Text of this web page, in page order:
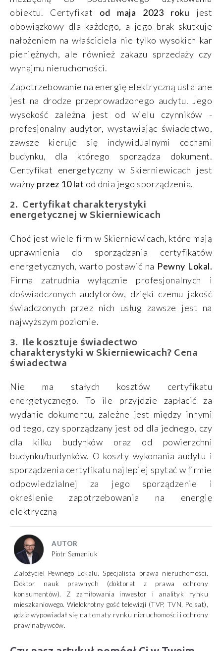
obiektu. Certyfikat od maja 2023 roku jest
obowiązkowy dla każdego, a jego brak skutkuje
nałożeniem na właściciela nie tylko wysokich kar
pieniężnych, ale również zakazu sprzedaży czy
wynajmu nieruchomości.
Zapotrzebowanie na energię elektryczną ustalane
jest na drodze przeprowadzonego audytu. Jego
wysokość zależna jest od wielu czynników -
profesjonalny audytor, wystawiając świadectwo,
zawsze kieruje się indywidualnymi cechami
budynku, dla którego sporządza dokument.
Certyfikat energetyczny w Skierniewicach jest
ważny przez 10 lat od dnia jego sporządzenia.
Certyfikat charakterystyki
energetycznej w Skierniewicach
Choć jest wiele firm w Skierniewicach, które mają
uprawnienia do sporządzania certyfikatów
energetycznych, warto postawić na Pewny Lokal.
Firma zatrudnia wyłącznie profesjonalnych i
doświadczonych audytorów, dzięki czemu jakość
świadczonych przez nich usług zawsze jest na
najwyższym poziomie.
Ile kosztuje świadectwo
charakterystyki w Skierniewicach? Cena
świadectwa
Nie ma stałych kosztów certyfikatu
energetycznego. To ile przyjdzie zapłacić za
wydanie dokumentu, zależne jest między innymi
od tego, czy sporządzany jest od dla jednego, czy
dla kilku budynków oraz od powierzchni
budynku/budynków. O koszty wykonania audytu i
sporządzenia certyfikatu najlepiej spytać w firmie
odpowiedzialnej za jego sporządzenie i
określenie zapotrzebowania na energię
elektryczną
AUTOR
Piotr Semeniuk
Założyciel Pewnego Lokalu. Specjalista prawa nieruchomości.
Doktor nauk prawnych (doktorat z prawa ochrony
konsumentów). Z zamiłowania inwestor i analityk rynku
mieszkaniowego. Wielokrotny gość telewizji (TVP, TVN, Polsat),
gdzie wypowiadał się na tematy rynku nieruchomości i ochrony
praw nabywców.